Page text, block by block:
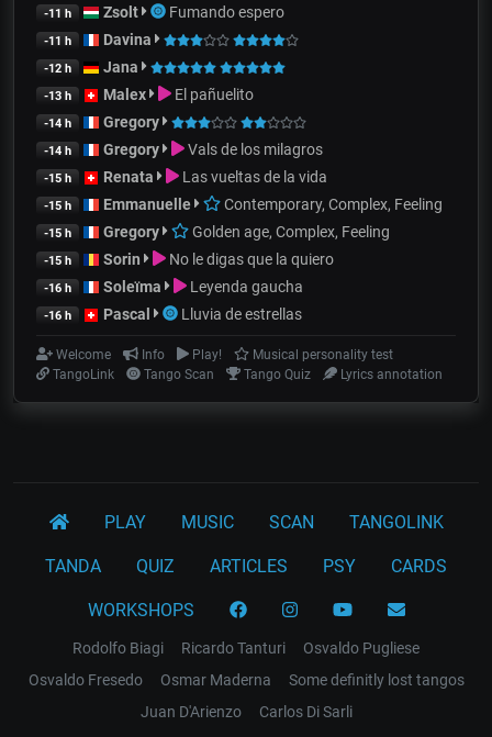
-11 h Zsolt Fumando espero
-11 h Davina
-12 h Jana
-13 h Malex El pañuelito
-14 h Gregory
-14 h Gregory Vals de los milagros
-15 h Renata Las vueltas de la vida
-15 h Emmanuelle Contemporary, Complex, Feeling
-15 h Gregory Golden age, Complex, Feeling
-15 h Sorin No le digas que la quiero
-16 h Soleïma Leyenda gaucha
-16 h Pascal Lluvia de estrellas
Welcome Info Play!
Musical personality test
TangoLink
Tango Scan Tango Quiz Lyrics annotation
PLAY MUSIC SCAN TANGOLINK
TANDA QUIZ ARTICLES PSY CARDS
WORKSHOPS
Rodolfo Biagi Ricardo Tanturi
Osvaldo Pugliese
Osvaldo Fresedo
Osmar Maderna
Some definitly lost tangos
Juan D'Arienzo
Carlos Di Sarli